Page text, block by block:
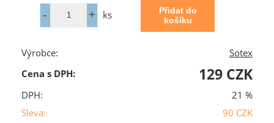
ks
Výrobce:
Sotex
Cena s DPH:
129 CZK
DPH:
21 %
Sleva:
90 CZK